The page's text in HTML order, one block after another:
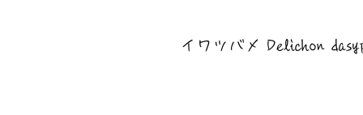
イワツバメ Delichon